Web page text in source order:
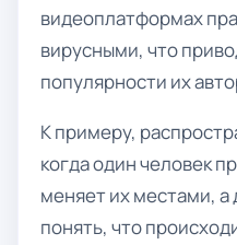
видеоплатформах
вирусными, что
популярности их
К примеру,
когда один человек
меняет их местами,
понять, что